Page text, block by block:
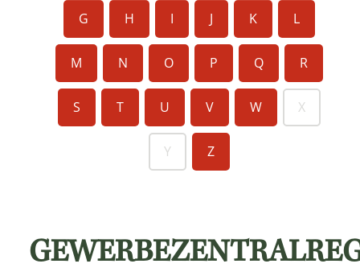
G H I J K L
M N O P Q R
S T U V W X
Y Z